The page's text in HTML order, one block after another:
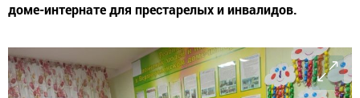
доме-интернате для престарелых и инвалидов.